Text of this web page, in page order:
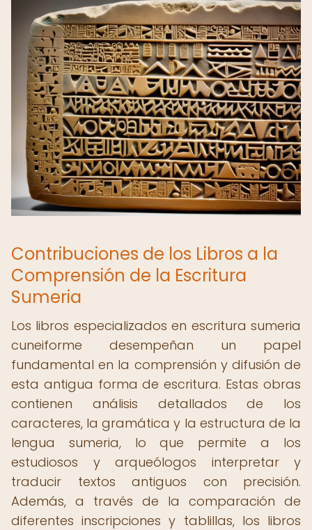
Contribuciones de los Libros a la
Comprensión de la Escritura
Sumeria
Los libros especializados en escritura sumeria
cuneiforme desempeñan un papel
fundamental en la comprensión y difusión de
esta antigua forma de escritura. Estas obras
contienen análisis detallados de los
caracteres, la gramática y la estructura de la
lengua sumeria, lo que permite a los
estudiosos y arqueólogos interpretar y
traducir textos antiguos con precisión.
Además, a través de la comparación de
diferentes inscripciones y tablillas, los libros